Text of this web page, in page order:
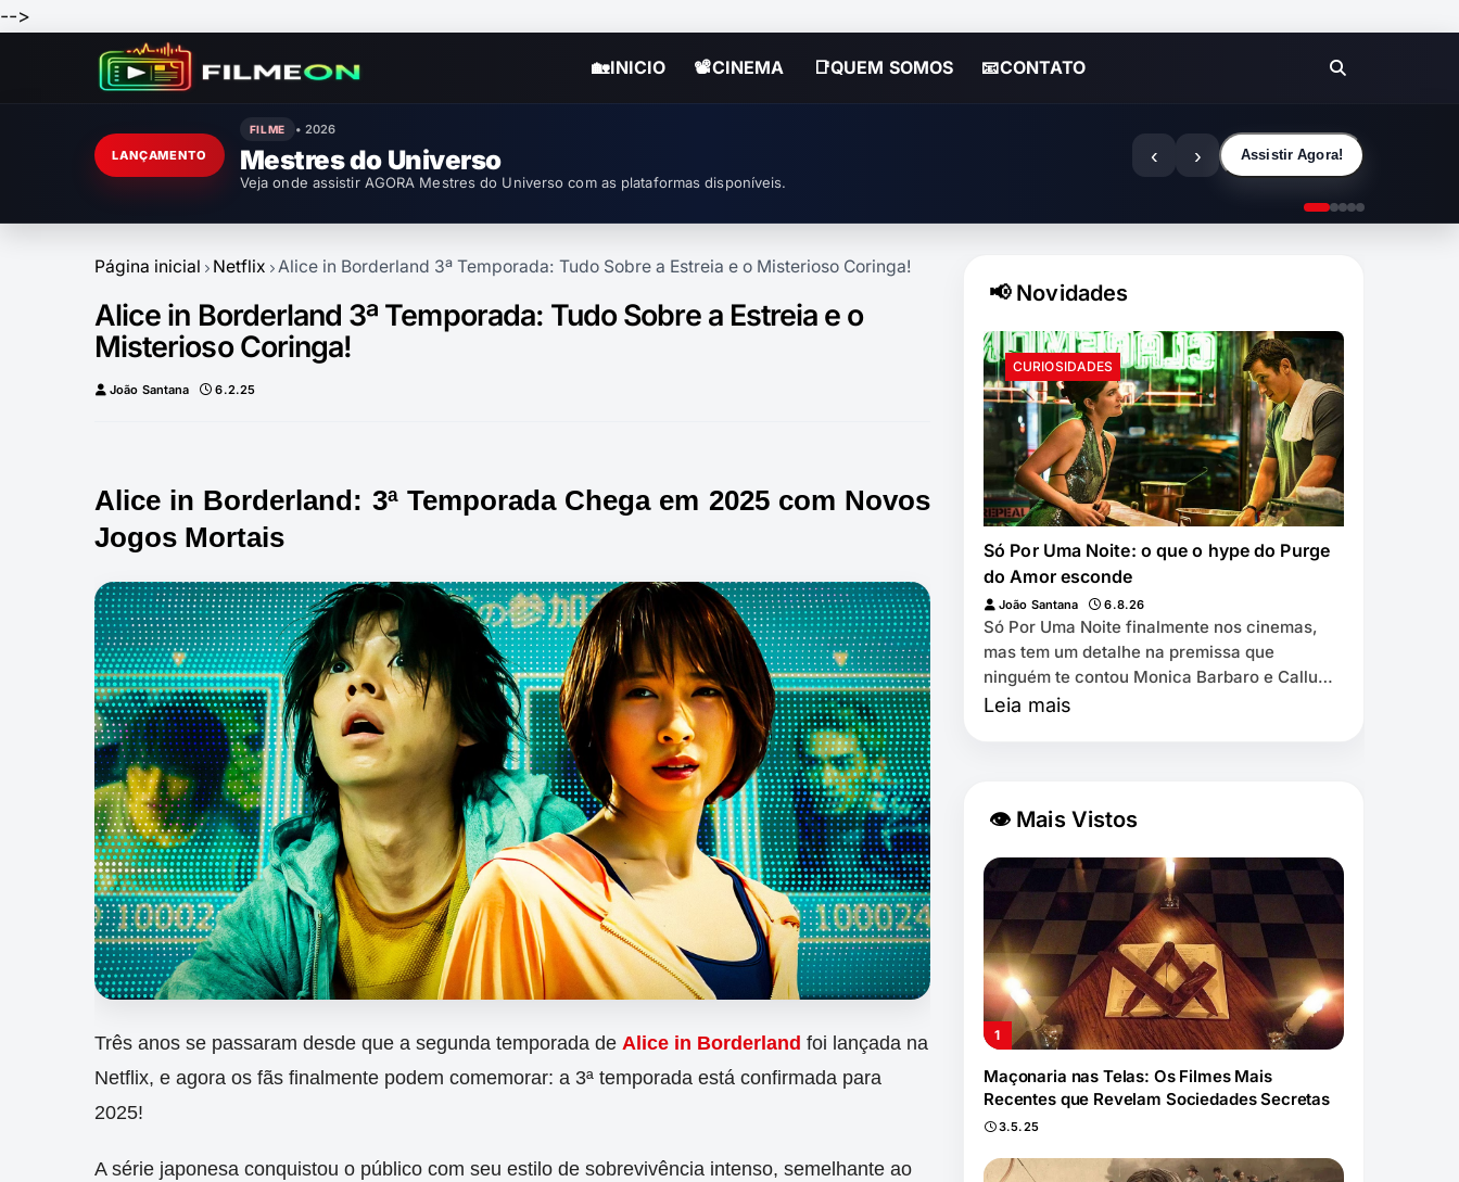
-->
🏡INICIO 📽CINEMA 📑QUEM SOMOS 📧CONTATO
LANÇAMENTO
FILME • 2026
Mestres do Universo
Veja onde assistir AGORA Mestres do Universo com as plataformas disponíveis.
‹ › Assistir Agora!
Página inicial Netflix Alice in Borderland 3ª Temporada: Tudo Sobre a Estreia e o Misterioso Coringa!
Alice in Borderland 3ª Temporada: Tudo Sobre a Estreia e o
Misterioso Coringa!
João Santana 6.2.25
Alice in Borderland: 3ª Temporada Chega em 2025 com Novos
Jogos Mortais
Três anos se passaram desde que a segunda temporada de Alice in Borderland foi lançada na
Netflix, e agora os fãs finalmente podem comemorar: a 3ª temporada está confirmada para
2025!
A série japonesa conquistou o público com seu estilo de sobrevivência intenso, semelhante ao
📢 Novidades
CURIOSIDADES
Só Por Uma Noite: o que o hype do Purge
do Amor esconde
João Santana 6.8.26
Só Por Uma Noite finalmente nos cinemas,
mas tem um detalhe na premissa que
ninguém te contou Monica Barbaro e Callum
Turner em Só Por Uma Noite 🕒 8 min de
Leia mais
👁 Mais Vistos
Maçonaria nas Telas: Os Filmes Mais
Recentes que Revelam Sociedades Secretas
3.5.25